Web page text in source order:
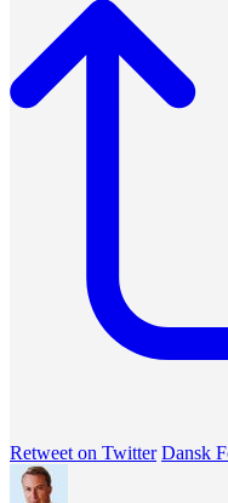
Retweet on Twitter Dansk